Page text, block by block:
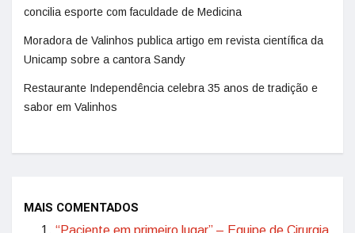
concilia esporte com faculdade de Medicina
Moradora de Valinhos publica artigo em revista científica da
Unicamp sobre a cantora Sandy
Restaurante Independência celebra 35 anos de tradição e
sabor em Valinhos
MAIS COMENTADOS
“Paciente em primeiro lugar” – Equipe de Cirurgia